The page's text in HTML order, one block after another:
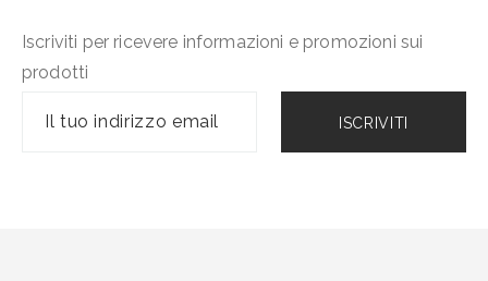
Iscriviti per ricevere informazioni e promozioni sui
prodotti
ISCRIVITI